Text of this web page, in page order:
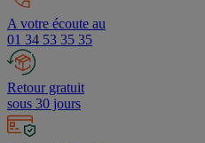
A votre écoute au
01 34 53 35 35
Retour gratuit
sous 30 jours